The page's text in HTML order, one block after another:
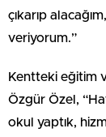
çıkarıp
veriyorum.”
Kentteki eğitim
Özgür Özel,
okul yaptık,